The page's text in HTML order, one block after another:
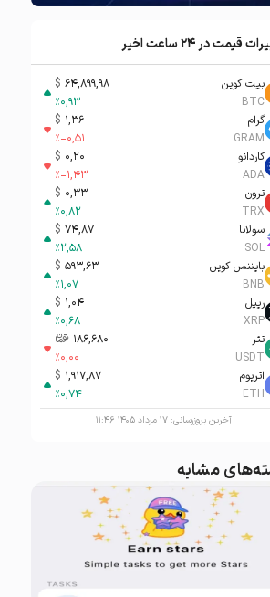
قیمت در ۲۴ ساعت اخیر
بیت کوین
BTC
64,899,98
$
%0,93
گرام
GRAM
1,36
$
%-0,51
کاردانو
ADA
0,20
$
%-1,43
ترون
TRX
0,33
$
%0,82
سولانا
SOL
74,87
$
%2,58
بایننس کوین
BNB
593,63
$
%1,07
ریپل
XRP
1,04
$
%0,68
تتر
USDT
186,680 تومان-ء
%0,00
اتریوم
ETH
1,917,87
$
%0,74
آخرین بروزرسانی:۱۷ مرداد ۱۴۰۵ ۱۱:۴۶
مشابه